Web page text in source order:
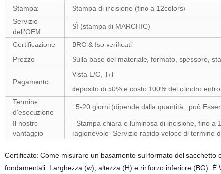
Stampa:
Stampa di incisione (fino a 12colors)
Servizio
dell'OEM
SÌ (stampa di MARCHIO)
Certificazione
BRC & Iso verificati
Prezzo
Sulla base del materiale, formato, spessore,
Pagamento
Vista L/C, T/T
deposito di 50% e costo 100% del cilindro
Termine
d'esecuzione
15-20 giorni (dipende dalla quantità , può
Il nostro
vantaggio
- Stampa chiara e luminosa di incisione, fino a
ragionevole- Servizio rapido veloce di termine
Certificato: Come misurare un basamento sul formato del
fondamentali: Larghezza (w), altezza (H) e rinforzo inferiore